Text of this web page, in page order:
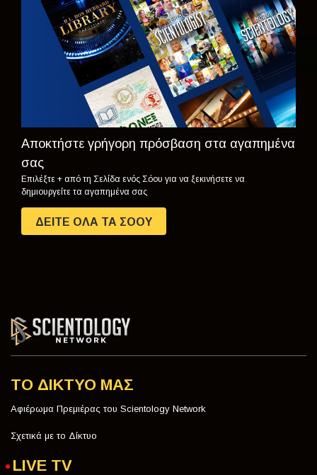
ΠΑΡΑΚΟΛΟΥΘΗΣΤΕ
ΕΞΕΡΕΥΝΗΣΤΕ
ΤΗ ΣΕΙΡΑ
Αποκτήστε γρήγορη πρόσβαση στα αγαπημένα
σας
Επιλέξτε + από τη Σελίδα ενός Σόου για να ξεκινήσετε να
δημιουργείτε τα αγαπημένα σας
ΔΕΙΤΕ ΟΛΑ ΤΑ ΣΟΟΥ
ΤΟ ΔΙΚΤΥΟ ΜΑΣ
Αφιέρωμα Πρεμιέρας του Scientology Network
Σχετικά με το Δίκτυο
LIVE TV